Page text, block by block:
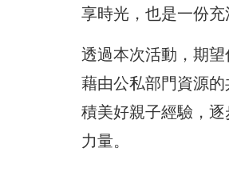
享時光，也是一份充
透過本次活動，期
藉由公私部門資源
積美好親子經驗，
力量。